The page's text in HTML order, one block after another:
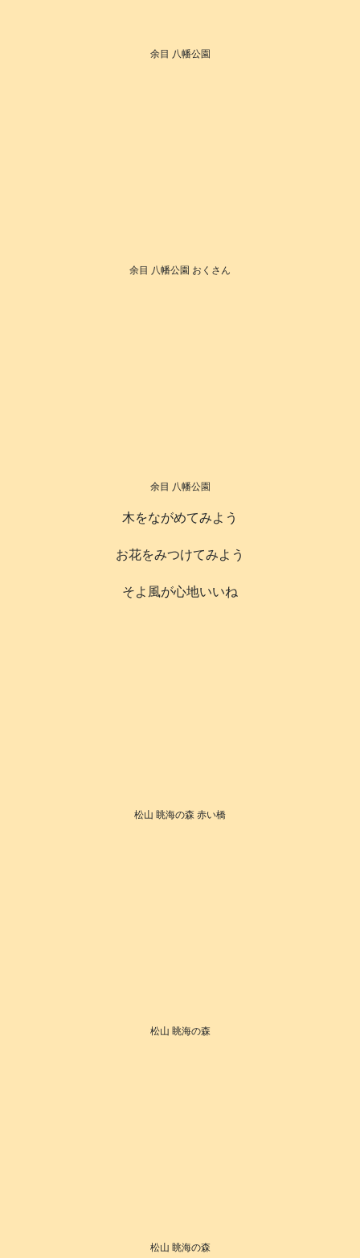
余目 八幡公園
余目 八幡公園 おくさん
余目 八幡公園
木をながめてみよう
お花をみつけてみよう
そよ風が心地いいね
松山 眺海の森 赤い橋
松山 眺海の森
松山 眺海の森